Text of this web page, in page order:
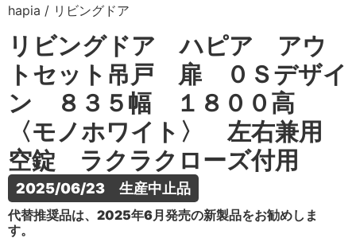
hapia / リビングドア
リビングドア ハピア アウ
トセット吊戸 扉 ０Ｓデザイ
ン ８３５幅 １８００高
〈モノホワイト〉 左右兼用
空錠 ラクラクローズ付用
2025/06/23　生産中止品
代替推奨品は、2025年6月発売の新製品をお勧めしま
す。